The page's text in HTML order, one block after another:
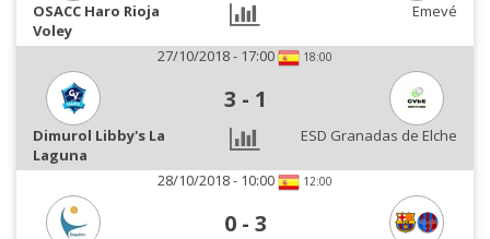
OSACC Haro Rioja
Voley
Emevé
27/10/2018 - 17:00 18:00
3 - 1
Dimurol Libby's La
Laguna
ESD Granadas de Elche
28/10/2018 - 10:00 12:00
0 - 3